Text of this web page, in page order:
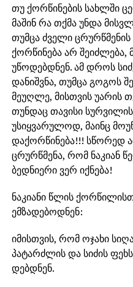
თუ ქორწინების სახლში
მაშინ რა თქმა უნდა
თუმცა ძველი
ქორწინება არ შეიძლება,
უწოდებდნენ. ამ დროს
დანიშვნა, თუმცა გოგოს
მეუღლე, მისთვის უარის
თუნდაც თავისი
უსიყვარულოდ, მაინც
დაქორწინება!!! სწორედ
ცრურწმენა, რომ ნაკიან
ბედნიერი ვერ იქნება!
ნაკიანი წლის
ემზადებოდნენ:
იმისთვის, რომ ოჯახი
პატარძლის და სიძის
დებდნენ.